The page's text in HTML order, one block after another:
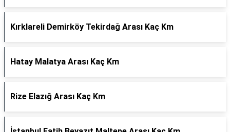
Kırklareli Demirköy Tekirdağ Arası Kaç Km
Hatay Malatya Arası Kaç Km
Rize Elazığ Arası Kaç Km